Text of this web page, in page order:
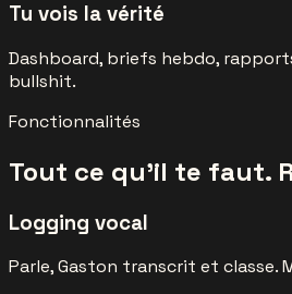
Tu vois la vérité
Dashboard, briefs hebdo,
bullshit.
Fonctionnalités
Tout ce qu'il te faut.
Logging vocal
Parle, Gaston transcrit et classe.